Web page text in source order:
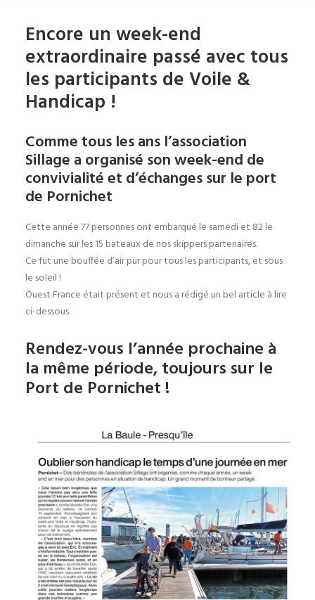
Encore un week-end
extraordinaire passé avec tous
les participants de Voile &
Handicap !
Comme tous les ans l’association
Sillage a organisé son week-end de
convivialité et d’échanges sur le port
de Pornichet
Cette année 77 personnes ont embarqué le samedi et 82 le
dimanche sur les 15 bateaux de nos skippers partenaires.
Ce fut une bouffée d’air pur pour tous les participants, et sous
le soleil !
Ouest France était présent et nous a rédigé un bel article à lire
ci-dessous.
Rendez-vous l’année prochaine à
la même période, toujours sur le
Port de Pornichet !